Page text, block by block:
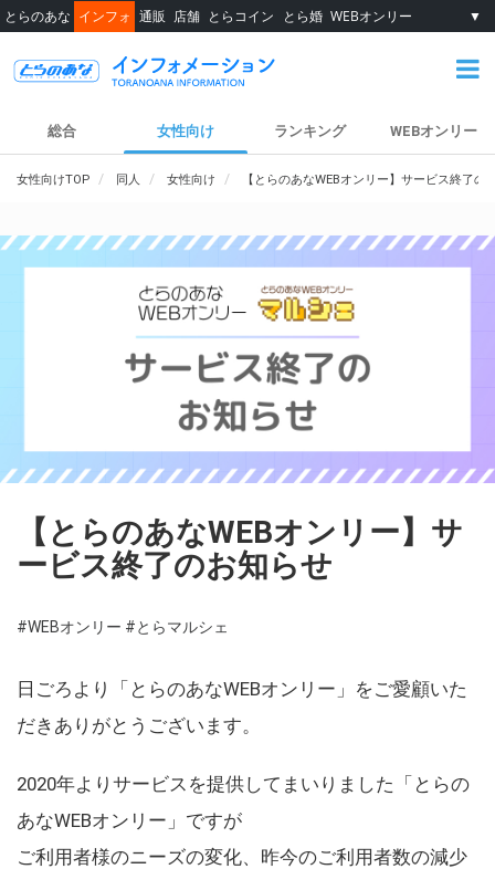
とらのあな インフォ 通販 店舗 とらコイン とら婚 WEBオンリー ▼
総合 女性向け ランキング WEBオンリー
女性向けTOP 同人 女性向け 【とらのあなWEBオンリー】サービス終了の
【とらのあなWEBオンリー】サ
ービス終了のお知らせ
#WEBオンリー #とらマルシェ
日ごろより「とらのあなWEBオンリー」をご愛顧いた
だきありがとうございます。
2020年よりサービスを提供してまいりました「とらの
あなWEBオンリー」ですが
ご利用者様のニーズの変化、昨今のご利用者数の減少